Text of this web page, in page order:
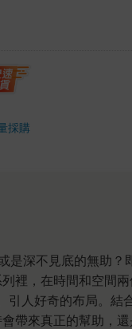
採購
裡，在時間和空間
人好奇的布局。結
帶來真正的幫助，